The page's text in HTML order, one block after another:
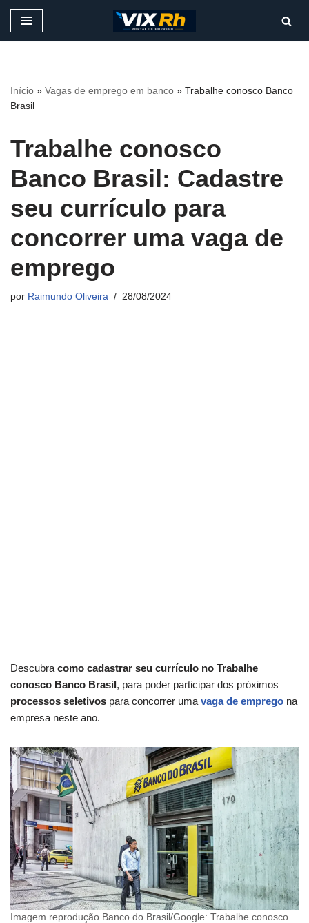
conteúdo
Início » Vagas de emprego em banco » Trabalhe conosco Banco
Brasil
Trabalhe conosco
Banco Brasil: Cadastre
seu currículo para
concorrer uma vaga de
emprego
por Raimundo Oliveira 28/08/2024
Descubra como cadastrar seu currículo no Trabalhe
conosco Banco Brasil, para poder participar dos próximos
processos seletivos para concorrer uma vaga de emprego na
empresa neste ano.
Imagem reprodução Banco do Brasil/Google: Trabalhe conosco